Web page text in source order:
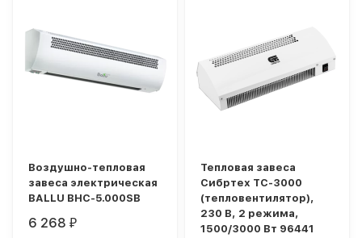
Воздушно-тепловая
завеса электрическая
BALLU BHC-5.000SB
6 268₽
Тепловая завеса
Сибртех ТС-3000
(тепловентилятор),
230 В, 2 режима,
1500/3000 Вт 96441